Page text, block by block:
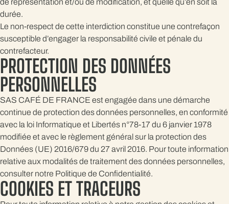
de représentation et/ou de modification, et quelle qu’en soit la
durée.
Le non-respect de cette interdiction constitue une contrefaçon
susceptible d’engager la responsabilité civile et pénale du
contrefacteur.
PROTECTION DES DONNÉES
PERSONNELLES
SAS CAFÉ DE FRANCE est engagée dans une démarche
continue de protection des données personnelles, en conformité
avec la loi Informatique et Libertés n°78-17 du 6 janvier 1978
modifiée et avec le règlement général sur la protection des
Données (UE) 2016/679 du 27 avril 2016. Pour toute information
relative aux modalités de traitement des données personnelles,
consulter notre Politique de Confidentialité.
COOKIES ET TRACEURS